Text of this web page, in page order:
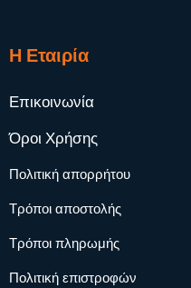
Η Εταιρία
Επικοινωνία
Όροι Χρήσης
Πολιτική απορρήτου
Τρόποι αποστολής
Τρόποι πληρωμής
Πολιτική επιστροφών